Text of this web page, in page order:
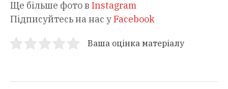
Ще більше фото в Instagram
Підписуйтесь на нас уFacebook
Ваша оцінка матеріалу